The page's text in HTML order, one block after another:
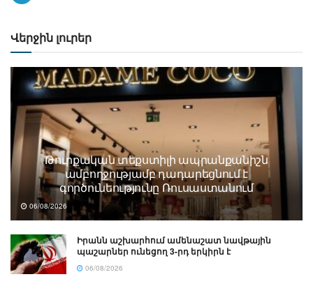
Վերջին լուրեր
Թուրքական տեքստիլի ապրանքանիշն
ամբողջությամբ դադարեցնում է
գործունեությունը Ռուսաստանում
06/08/2026
Իրանն աշխարհում ամենաշատ նավթային
պաշարներ ունեցող 3-րդ երկիրն է
06/08/2026